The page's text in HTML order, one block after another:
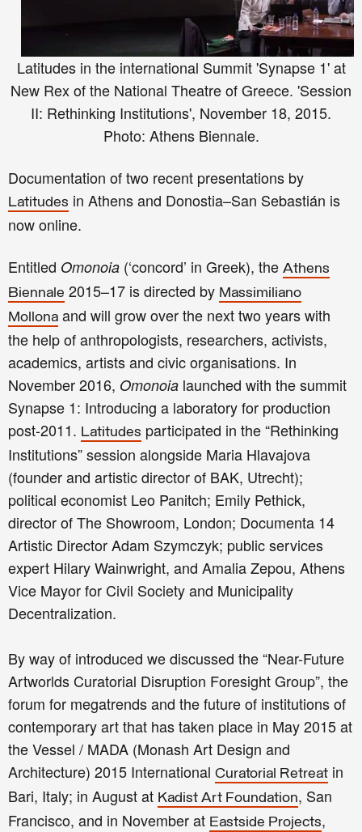
Latitudes in the international Summit 'Synapse 1' at
New Rex of the National Theatre of Greece. 'Session
II: Rethinking Institutions', November 18, 2015.
Photo: Athens Biennale.
Documentation of two recent presentations by
Latitudes in Athens and Donostia–San Sebastián is
now online.
Entitled Omonoia (‘concord’ in Greek), the Athens
Biennale 2015–17 is directed by Massimiliano
Mollona and will grow over the next two years with
the help of anthropologists, researchers, activists,
academics, artists and civic organisations. In
November 2016, Omonoia launched with the summit
Synapse 1: Introducing a laboratory for production
post-2011. Latitudes participated in the “Rethinking
Institutions” session alongside Maria Hlavajova
(founder and artistic director of BAK, Utrecht);
political economist Leo Panitch; Emily Pethick,
director of The Showroom, London; Documenta 14
Artistic Director Adam Szymczyk; public services
expert Hilary Wainwright, and Amalia Zepou, Athens
Vice Mayor for Civil Society and Municipality
Decentralization.
By way of introduced we discussed the “Near-Future
Artworlds Curatorial Disruption Foresight Group”, the
forum for megatrends and the future of institutions of
contemporary art that has taken place in May 2015 at
the Vessel / MADA (Monash Art Design and
Architecture) 2015 International Curatorial Retreat in
Bari, Italy; in August at Kadist Art Foundation, San
Francisco, and in November at Eastside Projects,